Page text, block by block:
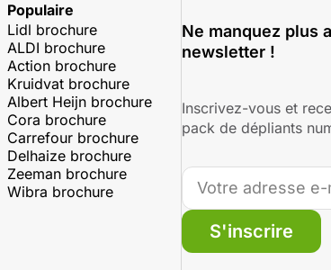
Populaire
Lidl brochure
ALDI brochure
Action brochure
Kruidvat brochure
Albert Heijn brochure
Cora brochure
Carrefour brochure
Delhaize brochure
Zeeman brochure
Wibra brochure
Ne manquez plus
newsletter !
Inscrivez-vous et
pack de dépliants
S'inscrire